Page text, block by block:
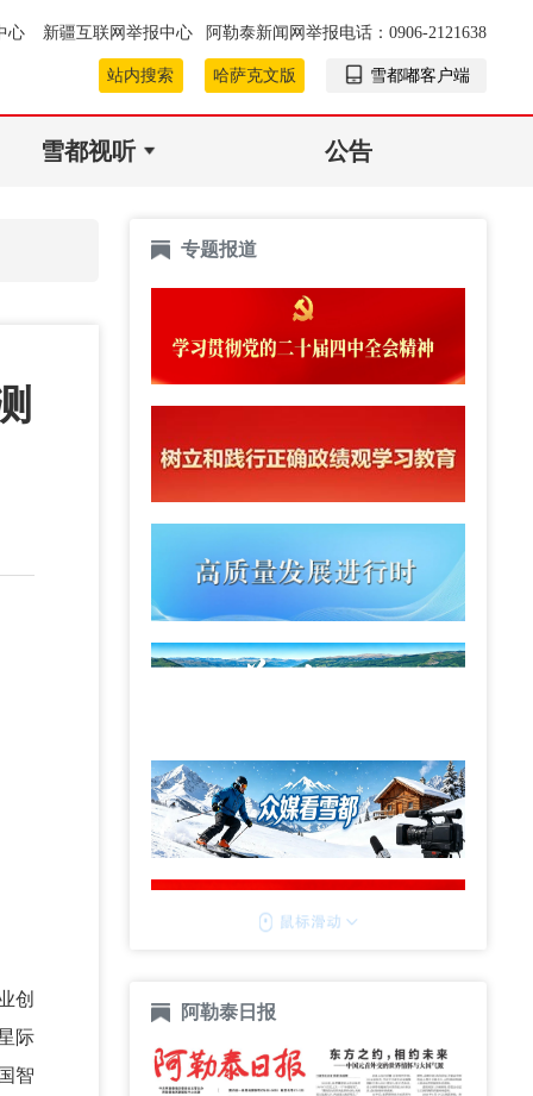
心 新疆互联网举报中心 阿勒泰新闻网举报电话：0906-2121638
站内搜索 哈萨克文版 雪都嘟客户端
雪都视听 公告
创
际
智
专题报道
阿勒泰日报